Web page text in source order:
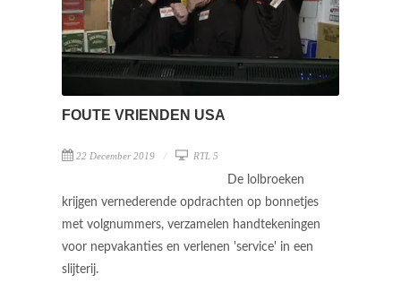
FOUTE VRIENDEN USA
22 December 2019 RTL 5
De lolbroeken
krijgen vernederende opdrachten op bonnetjes
met volgnummers, verzamelen handtekeningen
voor nepvakanties en verlenen 'service' in een
slijterij.